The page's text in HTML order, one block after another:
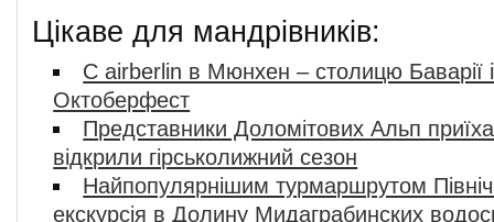
Цікаве для мандрівників:
C airberlin в Мюнхен – столицю Баварії
Октоберфест
Представники Доломітових Альп
відкрили гірськолижний сезон
Найпопулярнішим турмаршрутом
екскурсія в Долину Мидаграбинских